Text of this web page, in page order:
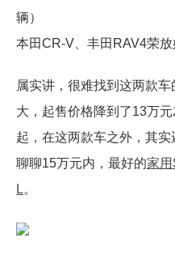
辆）
本田CR-V、丰田RAV4荣放
属实讲，很难找到这两款
大，起售价格降到了13万
起，在这两款车之外，其
聊聊15万元内，最好的家用
L。